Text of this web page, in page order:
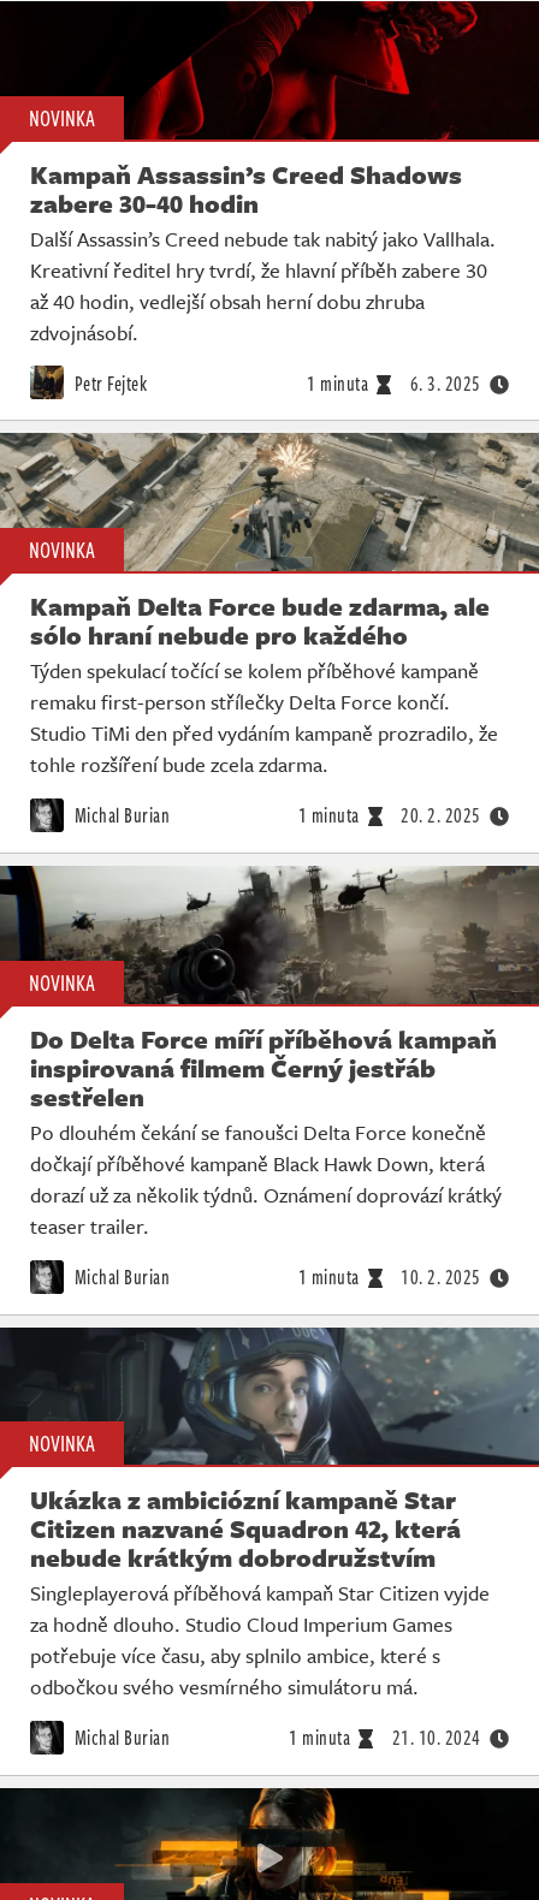
NOVINKA
Kampaň Assassin’s Creed Shadows
zabere 30-40 hodin
Další Assassin’s Creed nebude tak nabitý jako Vallhala.
Kreativní ředitel hry tvrdí, že hlavní příběh zabere 30
až 40 hodin, vedlejší obsah herní dobu zhruba
zdvojnásobí.
Petr Fejtek 1 minuta 6. 3. 2025
NOVINKA
Kampaň Delta Force bude zdarma, ale
sólo hraní nebude pro každého
Týden spekulací točící se kolem příběhové kampaně
remaku first-person střílečky Delta Force končí.
Studio TiMi den před vydáním kampaně prozradilo, že
tohle rozšíření bude zcela zdarma.
Michal Burian 1 minuta 20. 2. 2025
NOVINKA
Do Delta Force míří příběhová kampaň
inspirovaná filmem Černý jestřáb
sestřelen
Po dlouhém čekání se fanoušci Delta Force konečně
dočkají příběhové kampaně Black Hawk Down, která
dorazí už za několik týdnů. Oznámení doprovází krátký
teaser trailer.
Michal Burian 1 minuta 10. 2. 2025
NOVINKA
Ukázka z ambiciózní kampaně Star
Citizen nazvané Squadron 42, která
nebude krátkým dobrodružstvím
Singleplayerová příběhová kampaň Star Citizen vyjde
za hodně dlouho. Studio Cloud Imperium Games
potřebuje více času, aby splnilo ambice, které s
odbočkou svého vesmírného simulátoru má.
Michal Burian 1 minuta 21. 10. 2024